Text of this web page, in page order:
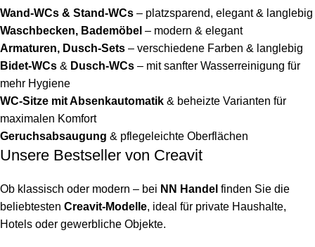
Wand-WCs & Stand-WCs – platzsparend, elegant & langlebig
Waschbecken, Bademöbel – modern & elegant
Armaturen, Dusch-Sets – verschiedene Farben & langlebig
Bidet-WCs & Dusch-WCs – mit sanfter Wasserreinigung für
mehr Hygiene
WC-Sitze mit Absenkautomatik & beheizte Varianten für
maximalen Komfort
Geruchsabsaugung & pflegeleichte Oberflächen
Unsere Bestseller von Creavit
Ob klassisch oder modern – bei NN Handel finden Sie die
beliebtesten Creavit-Modelle, ideal für private Haushalte,
Hotels oder gewerbliche Objekte.